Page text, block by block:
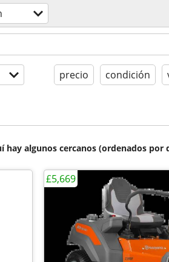
precio condición
hay algunos cercanos (ordenados por
£5,669